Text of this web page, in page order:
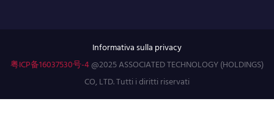
Informativa sulla privacy
粤ICP备16037530号-4@2025 ASSOCIATED TECHNOLOGY (HOLDINGS)
CO, LTD. Tutti i diritti riservati